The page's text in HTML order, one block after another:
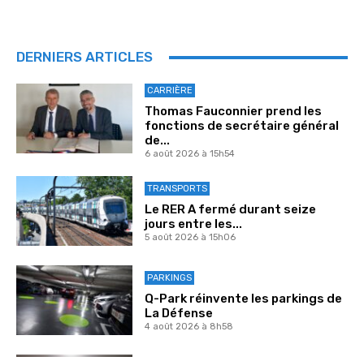
DERNIERS ARTICLES
CARRIÈRE
Thomas Fauconnier prend les
fonctions de secrétaire général
de...
6 août 2026 à 15h54
TRANSPORTS
Le RER A fermé durant seize
jours entre les...
5 août 2026 à 15h06
PARKINGS
Q-Park réinvente les parkings de
La Défense
4 août 2026 à 8h58